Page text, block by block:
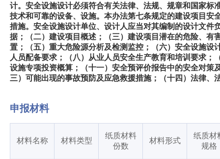
计。安全设施设计必须符合有关法律、法规、规章和国家
技术和可靠的设备、设施。本办法第七条规定的建设项目
措施。安全设施设计单位、设计人应当对其编制的设计文
据；（二）建设项目概述；（三）建设项目潜在的危险、
置；（五）重大危险源分析及检测监控；（六）安全设施
人员配备要求；（八）从业人员安全生产教育和培训要求
设施专项投资概算；（十一）安全预评价报告中的安全对
三）可能出现的事故预防及应急救援措施；（十四）法律、
申报材料
材料名称 材料类型
纸质材料
份数
材料形式
纸质材
规格